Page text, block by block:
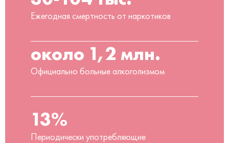
Ежегодная смертность от наркотиков
около 1,2 млн.
Официально больные алкоголизмом
13%
Периодически употребляющие